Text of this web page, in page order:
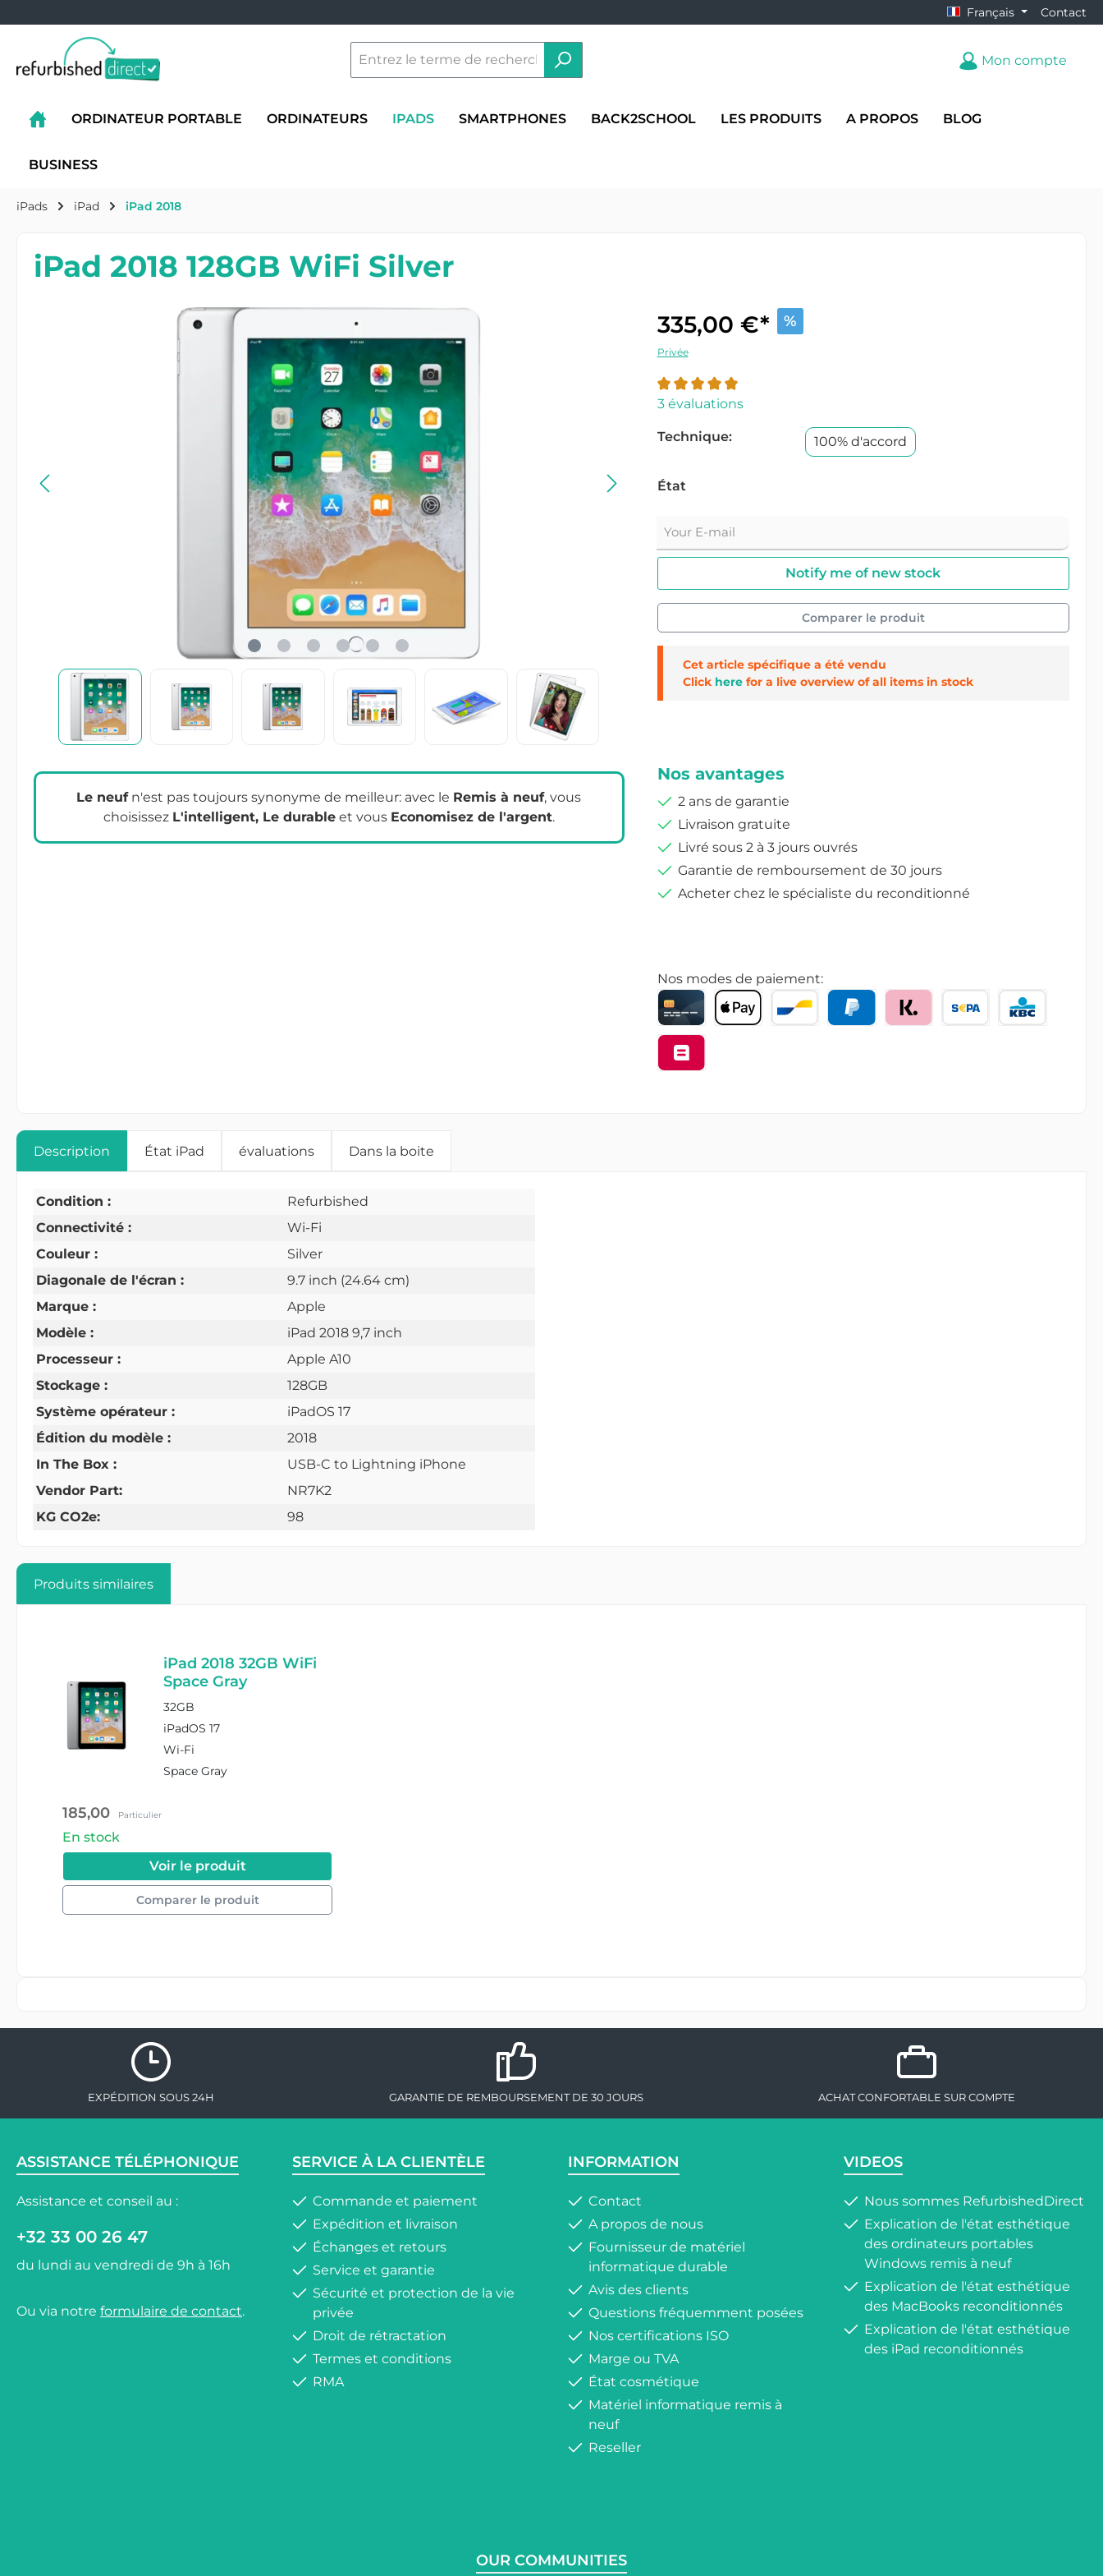
Français Contact
Mon compte
ORDINATEUR PORTABLE ORDINATEURS IPADS SMARTPHONES BACK2SCHOOL LES PRODUITS A PROPOS BLOG
BUSINESS
iPads iPad iPad 2018
iPad 2018 128GB WiFi Silver
Le neufn'est pas toujours synonyme de meilleur: avec le Remis à neuf, vous
choisissez L'intelligent, Le durableet vous Economisez de l'argent.
335,00 €* %
Privée
3 évaluations
Technique: 100% d'accord
État
Notify me of new stock
Comparer le produit
Cet article spécifique a été vendu
Click herefor a live overview of all items in stock
Nos avantages
2 ans de garantie
Livraison gratuite
Livré sous 2 à 3 jours ouvrés
Garantie de remboursement de 30 jours
Acheter chez le spécialiste du reconditionné
Nos modes de paiement:
Description État iPad évaluations Dans la boite
Condition :
Refurbished
Connectivité :
Wi-Fi
Couleur :
Silver
Diagonale de l'écran :
9.7 inch (24.64 cm)
Marque :
Apple
Modèle :
iPad 2018 9,7 inch
Processeur :
Apple A10
Stockage :
128GB
Système opérateur :
iPadOS 17
Édition du modèle :
2018
In The Box :
USB-C to Lightning iPhone
Vendor Part:
NR7K2
KG CO2e:
98
Produits similaires
iPad 2018 32GB WiFi
Space Gray
32GB
iPadOS 17
Wi-Fi
Space Gray
185,00 Particulier
En stock
Voir le produit
Comparer le produit
EXPÉDITION SOUS 24H GARANTIE DE REMBOURSEMENT DE 30 JOURS ACHAT CONFORTABLE SUR COMPTE
ASSISTANCE TÉLÉPHONIQUE
Assistance et conseil au :
+32 33 00 26 47
du lundi au vendredi de 9h à 16h
Ou via notre formulaire de contact.
SERVICE À LA CLIENTÈLE
Commande et paiement
Expédition et livraison
Échanges et retours
Service et garantie
Sécurité et protection de la vie
privée
Droit de rétractation
Termes et conditions
RMA
INFORMATION
Contact
A propos de nous
Fournisseur de matériel
informatique durable
Avis des clients
Questions fréquemment posées
Nos certifications ISO
Marge ou TVA
État cosmétique
Matériel informatique remis à
neuf
Reseller
VIDEOS
Nous sommes RefurbishedDirect
Explication de l'état esthétique
des ordinateurs portables
Windows remis à neuf
Explication de l'état esthétique
des MacBooks reconditionnés
Explication de l'état esthétique
des iPad reconditionnés
OUR COMMUNITIES